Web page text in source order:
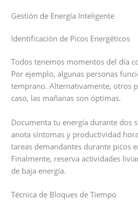
Gestión de Energía Inteligente
Identificación de Picos Energéticos
Todos tenemos momentos del día
Por ejemplo, algunas personas
temprano. Alternativamente, otros
caso, las mañanas son óptimas.
Documenta tu energía durante dos
anota síntomas y productividad
tareas demandantes durante picos
Finalmente, reserva actividades
de baja energía.
Técnica de Bloques de Tiempo